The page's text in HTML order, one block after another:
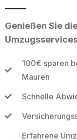
Genießen Sie
100€ sparen
Mauren
Schnelle
Erfahrene